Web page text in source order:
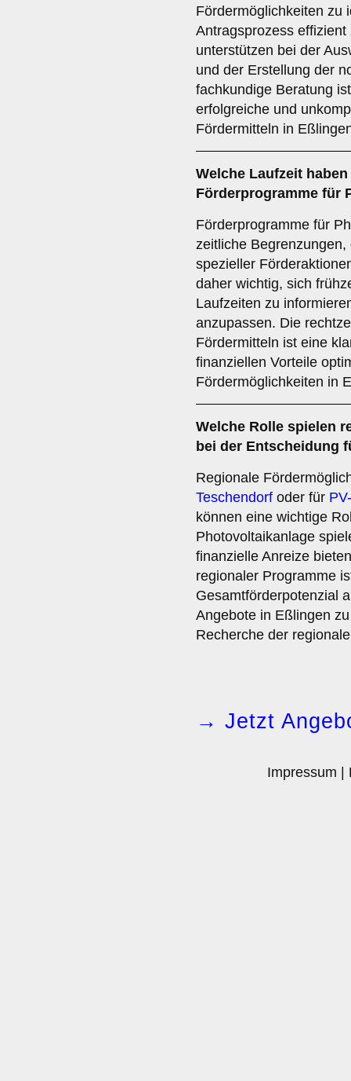
Fördermöglichkeiten zu
Antragsprozess
unterstützen bei der
und der Erstellung der
fachkundige Beratung
erfolgreiche und
Fördermitteln in
Welche Laufzeit
Förderprogramme für
Förderprogramme für
zeitliche
spezieller
daher wichtig, sich
Laufzeiten zu
anzupassen. Die
Fördermitteln ist eine
finanziellen Vorteile
Fördermöglichkeiten in
Welche Rolle spielen
bei der Entscheidung
Regionale
Teschendorf oder für
können eine wichtige
Photovoltaikanlage
finanzielle Anreize
regionaler Programme
Gesamtförderpotenzial
Angebote in Eßlingen
Recherche der
→ Jetzt
Impressum